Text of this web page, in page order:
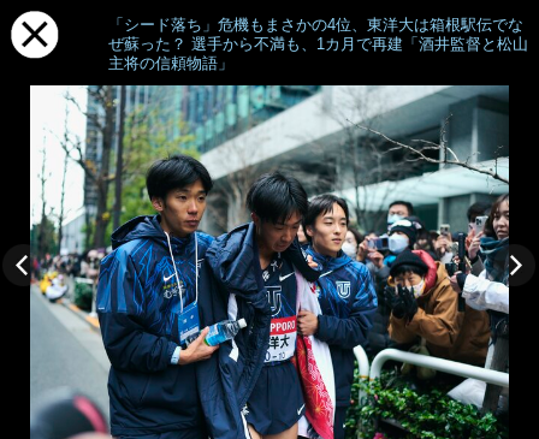
「シード落ち」危機もまさかの4位、東洋大は箱根駅伝でな
ぜ蘇った？ 選手から不満も、1カ月で再建「酒井監督と松山
主将の信頼物語」